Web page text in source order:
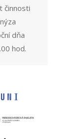
činnosti
dňa
hod.